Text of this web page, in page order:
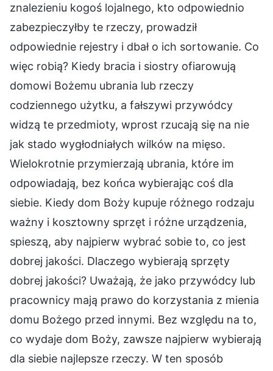
znalezieniu kogoś lojalnego, kto odpowiednio
zabezpieczyłby te rzeczy, prowadził
odpowiednie rejestry i dbał o ich sortowanie. Co
więc robią? Kiedy bracia i siostry ofiarowują
domowi Bożemu ubrania lub rzeczy
codziennego użytku, a fałszywi przywódcy
widzą te przedmioty, wprost rzucają się na nie
jak stado wygłodniałych wilków na mięso.
Wielokrotnie przymierzają ubrania, które im
odpowiadają, bez końca wybierając coś dla
siebie. Kiedy dom Boży kupuje różnego rodzaju
ważny i kosztowny sprzęt i różne urządzenia,
spieszą, aby najpierw wybrać sobie to, co jest
dobrej jakości. Dlaczego wybierają sprzęty
dobrej jakości? Uważają, że jako przywódcy lub
pracownicy mają prawo do korzystania z mienia
domu Bożego przed innymi. Bez względu na to,
co wydaje dom Boży, zawsze najpierw wybierają
dla siebie najlepsze rzeczy. W ten sposób